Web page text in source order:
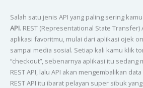
Salah satu jenis API yang paling sering
API. REST (Representational State Transfer)
aplikasi favoritmu, mulai dari aplikasi ojek
sampai media sosial. Setiap kali kamu klik
“checkout”, sebenarnya aplikasi itu sedang
REST API, lalu API akan mengembalikan
REST API itu ibarat pelayan super sibuk